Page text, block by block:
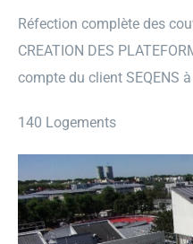
Réfection complète des
CREATION DES
compte du client SEQENS
140 Logements